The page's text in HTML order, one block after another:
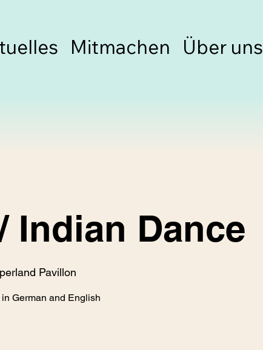
Mitmachen Über uns
Indian Dance
Pavillon
German and English